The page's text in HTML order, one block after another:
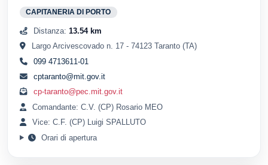
CAPITANERIA DI PORTO
Distanza: 13.54 km
Largo Arcivescovado n. 17 - 74123 Taranto (TA)
099 4713611-01
cptaranto@mit.gov.it
cp-taranto@pec.mit.gov.it
Comandante: C.V. (CP) Rosario MEO
Vice: C.F. (CP) Luigi SPALLUTO
Orari di apertura